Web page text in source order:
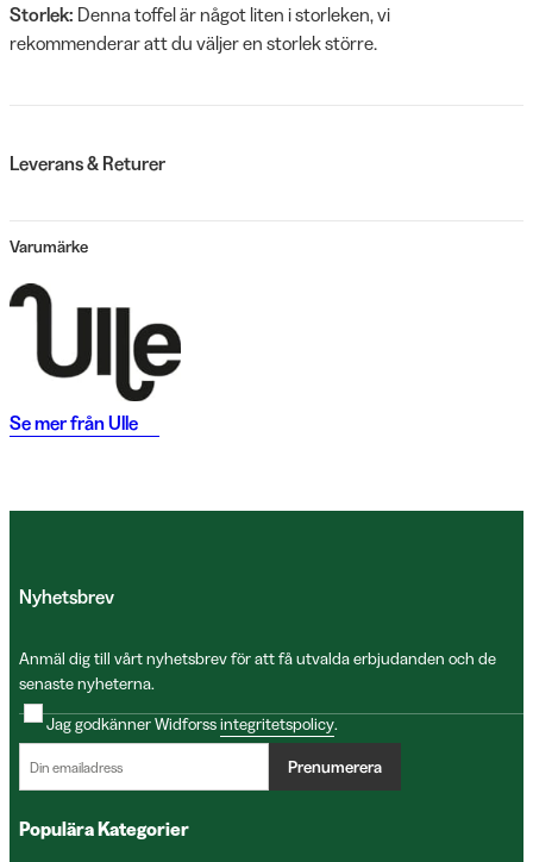
Storlek: Denna toffel är något liten i storleken, vi
rekommenderar att du väljer en storlek större.
Leverans & Returer
Varumärke
Se mer frånUlle
Nyhetsbrev
Anmäl dig till vårt nyhetsbrev för att få utvalda erbjudanden och de
senaste nyheterna.
Jag godkänner Widforssintegritetspolicy.
Prenumerera
Populära Kategorier